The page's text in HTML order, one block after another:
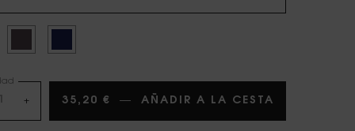
+ 35,20 € ― AÑADIR A LA CESTA